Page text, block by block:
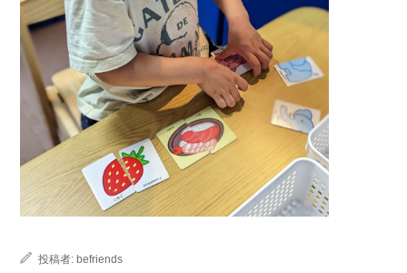
投稿者: befriends